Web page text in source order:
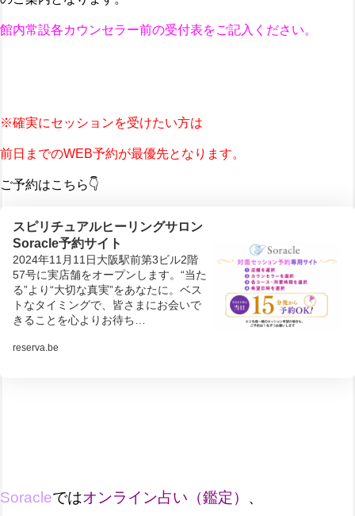
館内常設各カウンセラー前の受付表をご記入ください。
※確実にセッションを受けたい方は
前日までのWEB予約が最優先となります。
ご予約はこちら👇
スピリチュアルヒーリングサロン
Soracle予約サイト
2024年11月11日大阪駅前第3ビル2階
57号に実店舗をオープンします。“当た
る”より“大切な真実”をあなたに。ベス
トなタイミングで、皆さまにお会いで
きることを心よりお待ち…
reserva.be
Soracleではオンライン占い（鑑定） 、